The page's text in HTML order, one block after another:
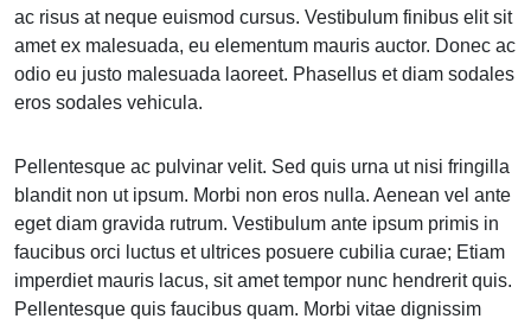
ac risus at neque euismod cursus. Vestibulum finibus elit sit
amet ex malesuada, eu elementum mauris auctor. Donec ac
odio eu justo malesuada laoreet. Phasellus et diam sodales
eros sodales vehicula.
Pellentesque ac pulvinar velit. Sed quis urna ut nisi fringilla
blandit non ut ipsum. Morbi non eros nulla. Aenean vel ante
eget diam gravida rutrum. Vestibulum ante ipsum primis in
faucibus orci luctus et ultrices posuere cubilia curae; Etiam
imperdiet mauris lacus, sit amet tempor nunc hendrerit quis.
Pellentesque quis faucibus quam. Morbi vitae dignissim